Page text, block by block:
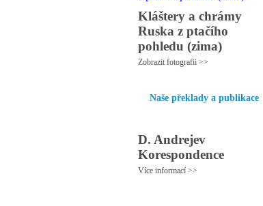
Kláštery a chrámy
Ruska z ptačího
pohledu (zima)
Zobrazit fotografii >>
Naše překlady a publikace
D. Andrejev
Korespondence
Více informací >>